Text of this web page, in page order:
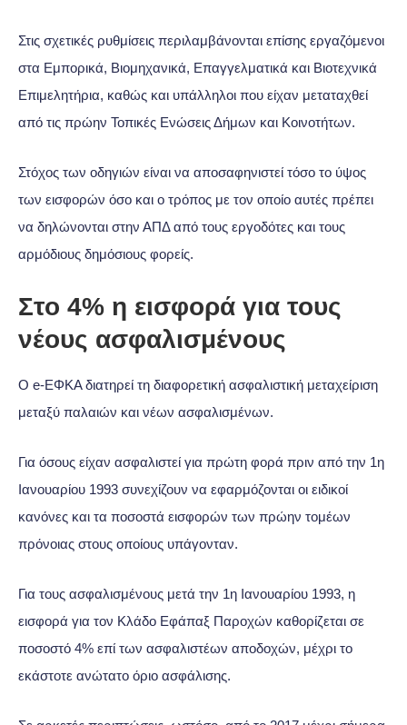
Στις σχετικές ρυθμίσεις περιλαμβάνονται επίσης εργαζόμενοι
στα Εμπορικά, Βιομηχανικά, Επαγγελματικά και Βιοτεχνικά
Επιμελητήρια, καθώς και υπάλληλοι που είχαν μεταταχθεί
από τις πρώην Τοπικές Ενώσεις Δήμων και Κοινοτήτων.
Στόχος των οδηγιών είναι να αποσαφηνιστεί τόσο το ύψος
των εισφορών όσο και ο τρόπος με τον οποίο αυτές πρέπει
να δηλώνονται στην ΑΠΔ από τους εργοδότες και τους
αρμόδιους δημόσιους φορείς.
Στο 4% η εισφορά για τους
νέους ασφαλισμένους
Ο e-ΕΦΚΑ διατηρεί τη διαφορετική ασφαλιστική μεταχείριση
μεταξύ παλαιών και νέων ασφαλισμένων.
Για όσους είχαν ασφαλιστεί για πρώτη φορά πριν από την 1η
Ιανουαρίου 1993 συνεχίζουν να εφαρμόζονται οι ειδικοί
κανόνες και τα ποσοστά εισφορών των πρώην τομέων
πρόνοιας στους οποίους υπάγονταν.
Για τους ασφαλισμένους μετά την 1η Ιανουαρίου 1993, η
εισφορά για τον Κλάδο Εφάπαξ Παροχών καθορίζεται σε
ποσοστό 4% επί των ασφαλιστέων αποδοχών, μέχρι το
εκάστοτε ανώτατο όριο ασφάλισης.